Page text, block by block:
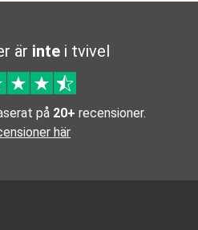
är inte i tvivel
på 20+ recensioner.
här